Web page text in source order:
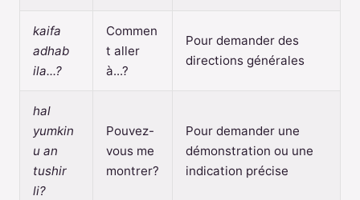
kaifa
adhab
ila...?
Commen
t aller
à...?
Pour demander des
directions générales
hal
yumkin
u an
tushir
li?
Pouvez-
vous me
montrer?
Pour demander une
démonstration ou une
indication précise